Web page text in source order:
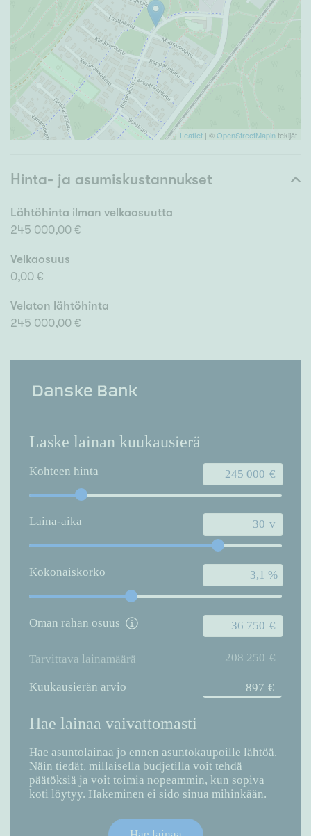
Leaflet | ©OpenStreetMapintekijät
Hinta- ja asumiskustannukset
Lähtöhinta ilman velkaosuutta
245 000,00 €
Velkaosuus
0,00 €
Velaton lähtöhinta
245 000,00 €